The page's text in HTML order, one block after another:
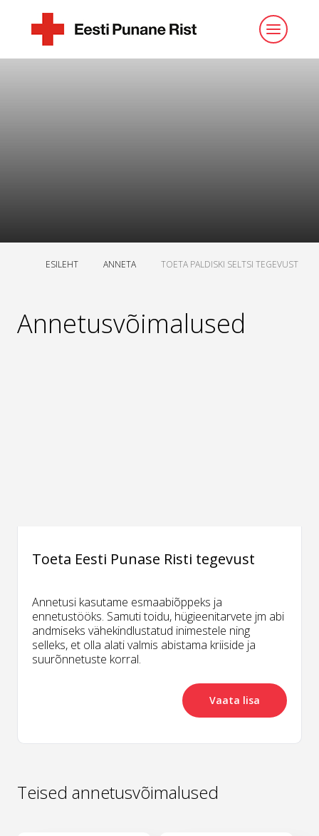
ESILEHT ANNETA TOETA PALDISKI SELTSI TEGEVUST
Annetusvõimalused
Toeta Eesti Punase Risti tegevust
Annetusi kasutame esmaabiõppeks ja
ennetustööks. Samuti toidu, hügieenitarvete jm abi
andmiseks vähekindlustatud inimestele ning
selleks, et olla alati valmis abistama kriiside ja
suurõnnetuste korral.
Vaata lisa
Teised annetusvõimalused